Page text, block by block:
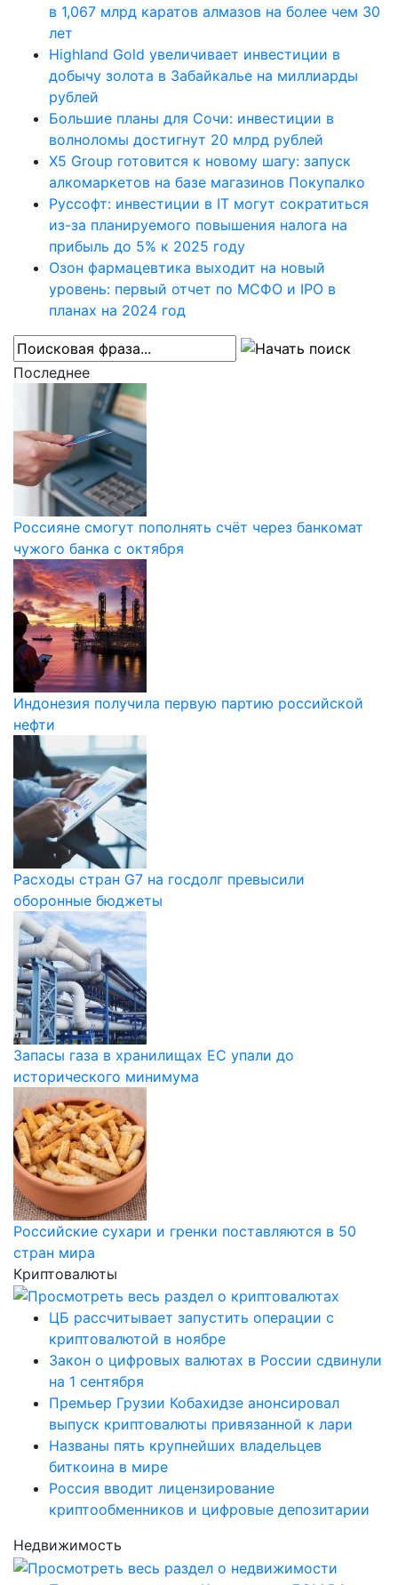
в 1,067 млрд каратов алмазов на более чем 30
лет
Highland Gold увеличивает инвестиции в
добычу золота в Забайкалье на миллиарды
рублей
Большие планы для Сочи: инвестиции в
волноломы достигнут 20 млрд рублей
X5 Group готовится к новому шагу: запуск
алкомаркетов на базе магазинов Покупалко
Руссофт: инвестиции в IT могут сократиться
из-за планируемого повышения налога на
прибыль до 5% к 2025 году
Озон фармацевтика выходит на новый
уровень: первый отчет по МСФО и IPO в
планах на 2024 год
Последнее
Россияне смогут пополнять счёт через банкомат
чужого банка с октября
Индонезия получила первую партию российской
нефти
Расходы стран G7 на госдолг превысили
оборонные бюджеты
Запасы газа в хранилищах ЕС упали до
исторического минимума
Российские сухари и гренки поставляются в 50
стран мира
Криптовалюты
ЦБ рассчитывает запустить операции с
криптовалютой в ноябре
Закон о цифровых валютах в России сдвинули
на 1 сентября
Премьер Грузии Кобахидзе анонсировал
выпуск криптовалюты привязанной к лари
Названы пять крупнейших владельцев
биткоина в мире
Россия вводит лицензирование
криптообменников и цифровые депозитарии
Недвижимость